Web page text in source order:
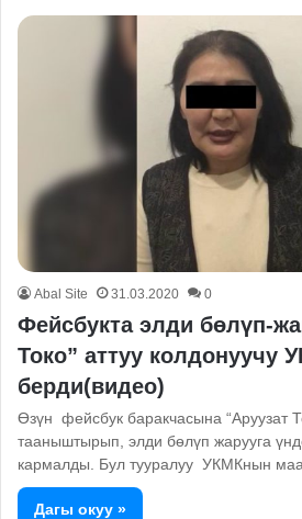
Abal Site 31.03.2020 0
Фейсбукта элди бөлүп-
Токо” аттуу колдонуучу
берди(видео)
Өзүн фейсбук баракчасына “Аруузат
тааныштырып, элди бөлүп жарууга
кармалды. Бул тууралуу УКМКнын
Дагы окуу »